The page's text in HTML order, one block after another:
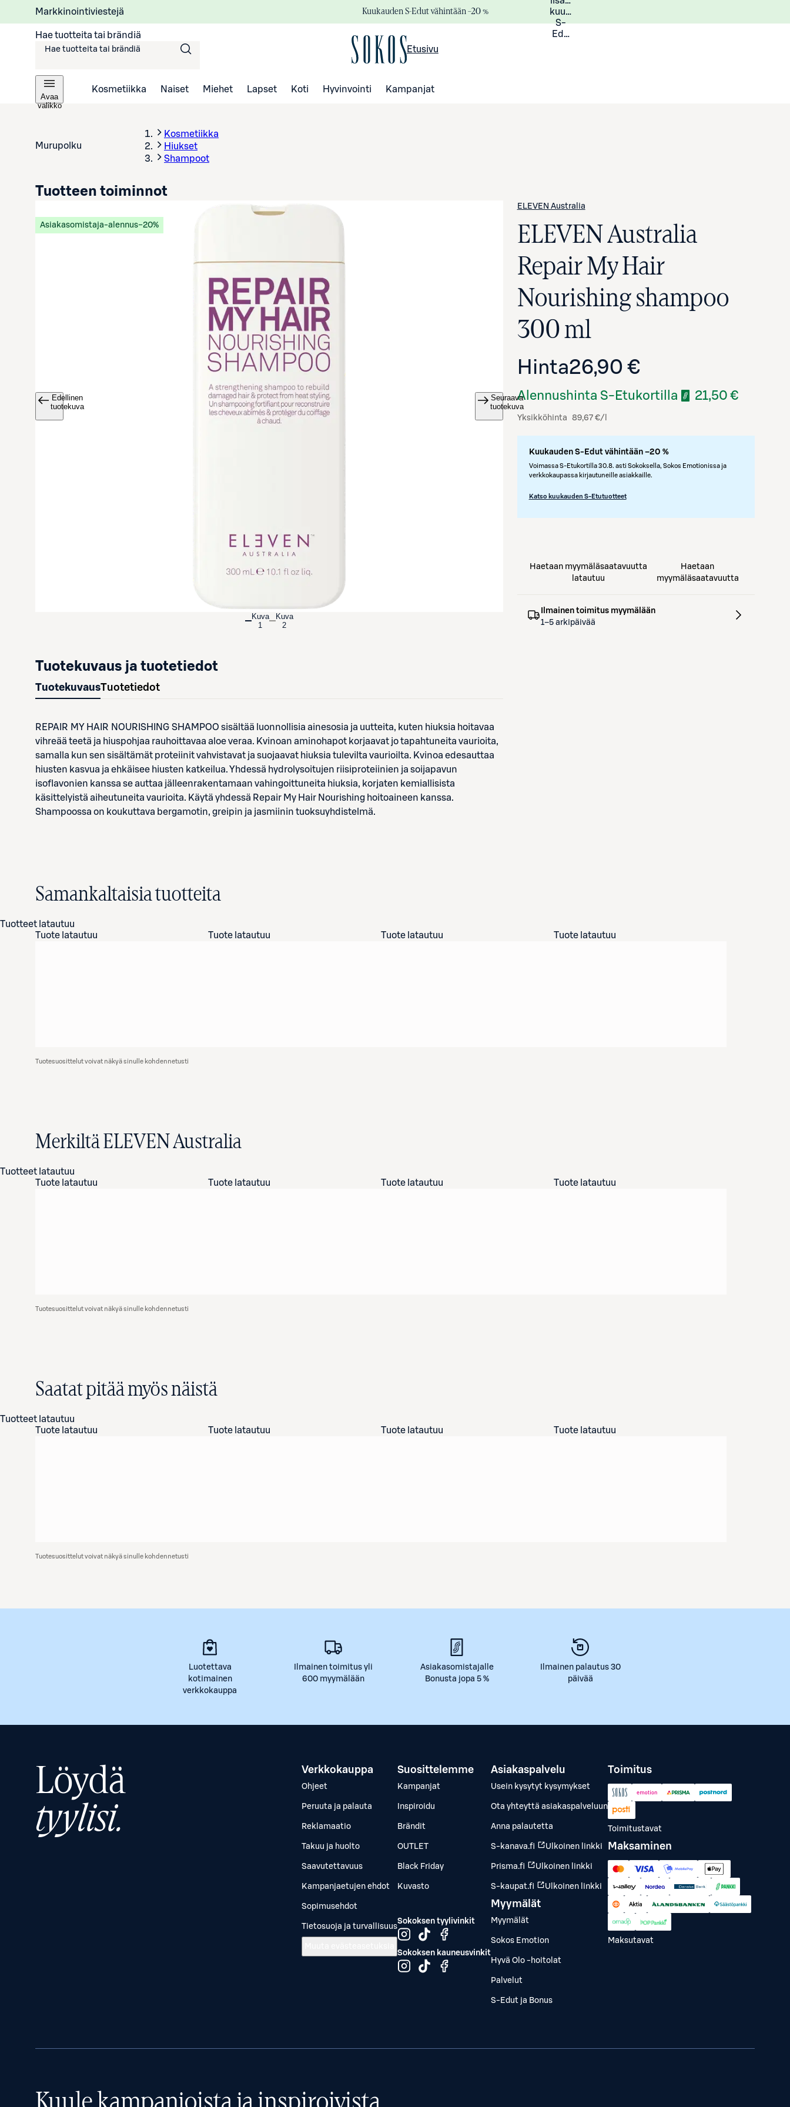
Markkinointiviestejä Kuukauden S-Edut vähintään –20 %
kuukauden
S-
Eduista
Hae tuotteita tai brändiä
Etusivu
Avaa
valikko
Kosmetiikka Naiset Miehet Lapset Koti Hyvinvointi Kampanjat
Murupolku
Kosmetiikka
Hiukset
Shampoot
Avaa tuotekuva suurennettuna
Asiakasomistaja-alennus−20%
Edellinen
tuotekuva
Seuraava
tuotekuva
Kuva
1
Kuva
2
ELEVEN Australia
ELEVEN Australia
Repair My Hair
Nourishing shampoo
300 ml
Hinta26,90 €
Alennushinta S-Etukortilla 21,50 €
Yksikköhinta 89,67 €/l
Kuukauden S-Edut vähintään –20 %
Voimassa S-Etukortilla 30.8. asti Sokoksella, Sokos Emotionissa ja
verkkokaupassa kirjautuneille asiakkaille.
Katso kuukauden S-Etutuotteet
Tuotteen toiminnot
Haetaan myymäläsaatavuutta
latautuu
Haetaan
myymäläsaatavuutta
Ilmainen toimitus myymälään
1–5 arkipäivää
Tuotekuvaus ja tuotetiedot
TuotekuvausTuotetiedot
REPAIR MY HAIR NOURISHING SHAMPOO sisältää luonnollisia ainesosia ja uutteita, kuten hiuksia hoitavaa
vihreää teetä ja hiuspohjaa rauhoittavaa aloe veraa. Kvinoan aminohapot korjaavat jo tapahtuneita vaurioita,
samalla kun sen sisältämät proteiinit vahvistavat ja suojaavat hiuksia tulevilta vaurioilta. Kvinoa edesauttaa
hiusten kasvua ja ehkäisee hiusten katkeilua. Yhdessä hydrolysoitujen riisiproteiinien ja soijapavun
isoflavonien kanssa se auttaa jälleenrakentamaan vahingoittuneita hiuksia, korjaten kemiallisista
käsittelyistä aiheutuneita vaurioita. Käytä yhdessä Repair My Hair Nourishing hoitoaineen kanssa.
Shampoossa on koukuttava bergamotin, greipin ja jasmiinin tuoksuyhdistelmä.
Samankaltaisia tuotteita
Tuotteet latautuu
Tuote latautuu
Tuote latautuu Tuote latautuu Tuote latautuu
Tuotesuosittelut voivat näkyä sinulle kohdennetusti
Merkiltä ELEVEN Australia
Tuotteet latautuu
Tuote latautuu
Tuote latautuu Tuote latautuu Tuote latautuu
Tuotesuosittelut voivat näkyä sinulle kohdennetusti
Saatat pitää myös näistä
Tuotteet latautuu
Tuote latautuu
Tuote latautuu Tuote latautuu Tuote latautuu
Tuotesuosittelut voivat näkyä sinulle kohdennetusti
Luotettava
kotimainen
verkkokauppa
Ilmainen toimitus yli
600 myymälään
Asiakasomistajalle
Bonusta jopa 5 %
Ilmainen palautus 30
päivää
Löydä
tyylisi.
Verkkokauppa
Ohjeet
Peruuta ja palauta
Reklamaatio
Takuu ja huolto
Saavutettavuus
Kampanjaetujen ehdot
Sopimusehdot
Tietosuoja ja turvallisuus
Suosittelemme
Kampanjat
Inspiroidu
Brändit
OUTLET
Black Friday
Kuvasto
Sokoksen tyylivinkit
Sokoksen kauneusvinkit
Asiakaspalvelu
Usein kysytyt kysymykset
Ota yhteyttä asiakaspalveluun
Anna palautetta
S-kanava.fi Ulkoinen linkki
Prisma.fi Ulkoinen linkki
S-kaupat.fi Ulkoinen linkki
Myymälät
Myymälät
Sokos Emotion
Hyvä Olo -hoitolat
Palvelut
S-Edut ja Bonus
Toimitus
Toimitustavat
Maksaminen
Maksutavat